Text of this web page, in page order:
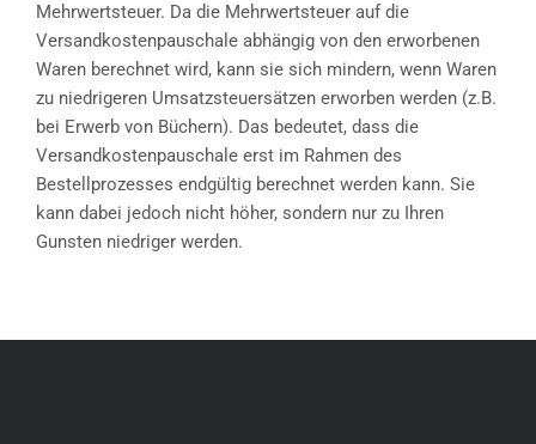
Mehrwertsteuer. Da die Mehrwertsteuer auf die
Versandkostenpauschale abhängig von den erworbenen
Waren berechnet wird, kann sie sich mindern, wenn Waren
zu niedrigeren Umsatzsteuersätzen erworben werden (z.B.
bei Erwerb von Büchern). Das bedeutet, dass die
Versandkostenpauschale erst im Rahmen des
Bestellprozesses endgültig berechnet werden kann. Sie
kann dabei jedoch nicht höher, sondern nur zu Ihren
Gunsten niedriger werden.